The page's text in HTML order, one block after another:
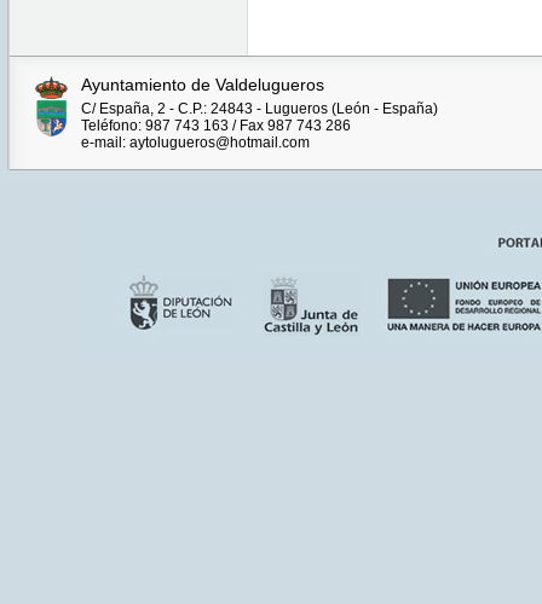
Ayuntamiento de Valdelugueros
C/ España, 2 - C.P.: 24843 - Lugueros (León - España)
Teléfono: 987 743 163 / Fax 987 743 286
e-mail: aytolugueros@hotmail.com